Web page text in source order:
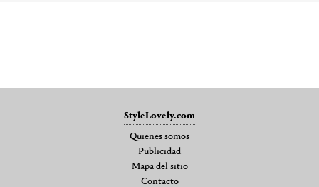
StyleLovely.com
Quienes somos
Publicidad
Mapa del sitio
Contacto